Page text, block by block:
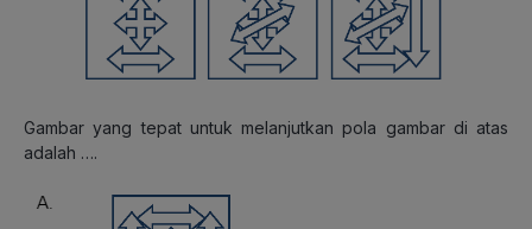
Gambar yang tepat untuk melanjutkan pola gambar di atas
adalah ….